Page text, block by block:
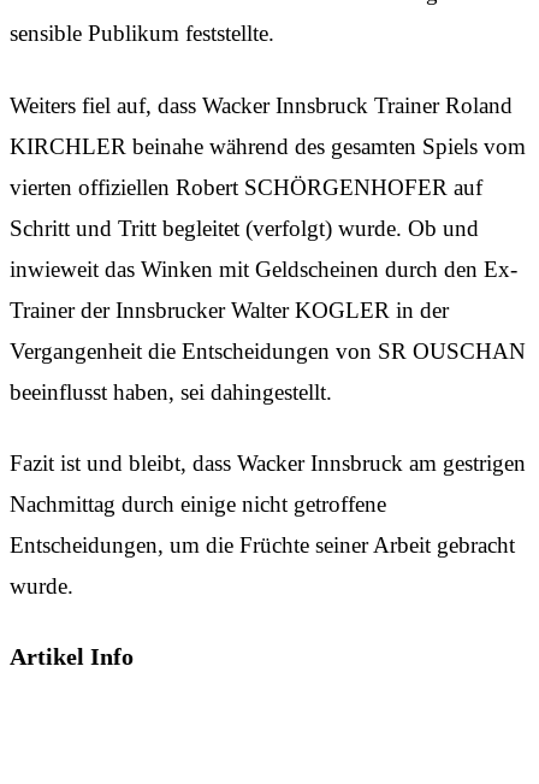
sensible Publikum feststellte.
Weiters fiel auf, dass Wacker Innsbruck Trainer Roland
KIRCHLER beinahe während des gesamten Spiels vom
vierten offiziellen Robert SCHÖRGENHOFER auf
Schritt und Tritt begleitet (verfolgt) wurde. Ob und
inwieweit das Winken mit Geldscheinen durch den Ex-
Trainer der Innsbrucker Walter KOGLER in der
Vergangenheit die Entscheidungen von SR OUSCHAN
beeinflusst haben, sei dahingestellt.
Fazit ist und bleibt, dass Wacker Innsbruck am gestrigen
Nachmittag durch einige nicht getroffene
Entscheidungen, um die Früchte seiner Arbeit gebracht
wurde.
Artikel Info